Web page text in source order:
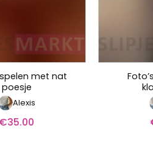
met nat
poesje
Alexis
€35.00